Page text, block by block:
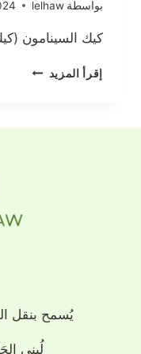
بواسطة lelhaw
كيك السينامون
إقرأ المزيد كيك
يُسمح بنقل
لُبنى الحَوْ ©